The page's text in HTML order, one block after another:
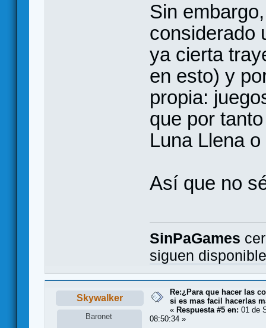
Sin
considerado
ya cierta
en esto) y
propia:
que por
Luna Llena
Así que no
SinPaGames
siguen
Skywalker
Baronet
Re:¿Para que hacer las
si es mas facil hacerlas
« Respuesta #5 en: 01 de
08:50:34 »